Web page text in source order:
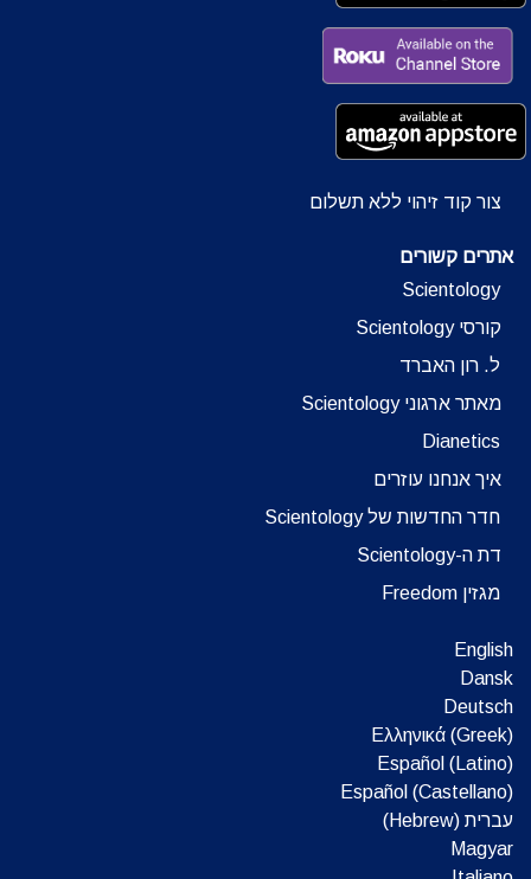
צור קוד זיהוי ללא תשלום
אתרים קשורים
Scientology
קורסי Scientology
ל. רון האברד
מאתר ארגוני Scientology
Dianetics
איך אנחנו עוזרים
חדר החדשות של Scientology
דת ה-Scientology
מגזין Freedom
English
Dansk
Deutsch
Ελληνικά (Greek)
Español (Latino)
Español (Castellano)
עברית (Hebrew)‏
Magyar